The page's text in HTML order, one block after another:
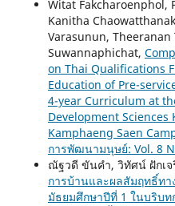
Witat Fakcharoenphol,
Kanitha
Varasunun,
Suwannaphichat,
on Thai Qualifications
Education of Pre-
4-year Curriculum at
Development
Kamphaeng Saen
การพัฒนามนุษย์: Vol. 8
ณัฐวดี ขันคำ, วิทัศน์ ฝักเ
การบ้านและผลสัมฤทธิ์ทา
มัธยมศึกษาปีที่ 1 ในบริบ